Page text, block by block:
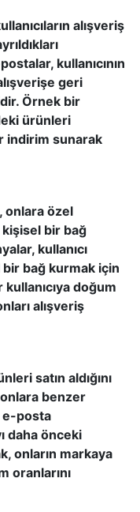
alışveriş
kullanıcının
geri
Örnek bir
ürünleri
indirim sunarak
onlara özel
bir bağ
kullanıcı
bağ kurmak için
doğum
alışveriş
satın aldığını
benzer
e-posta
daha önceki
onların markaya
oranlarını